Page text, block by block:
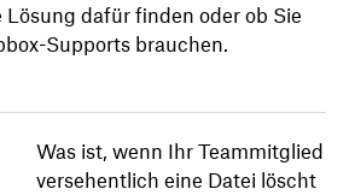
Lösung dafür finden oder ob Sie
Supports brauchen.
Was ist, wenn Ihr Teammitglied
versehentlich eine Datei löscht